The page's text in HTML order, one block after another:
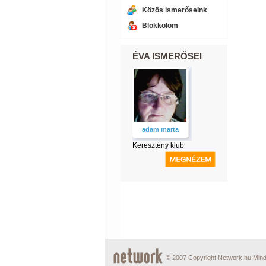
Közös ismerőseink
Blokkolom
ÉVA ISMERŐSEI
adam marta
Keresztény klub
© 2007 Copyright Network.hu